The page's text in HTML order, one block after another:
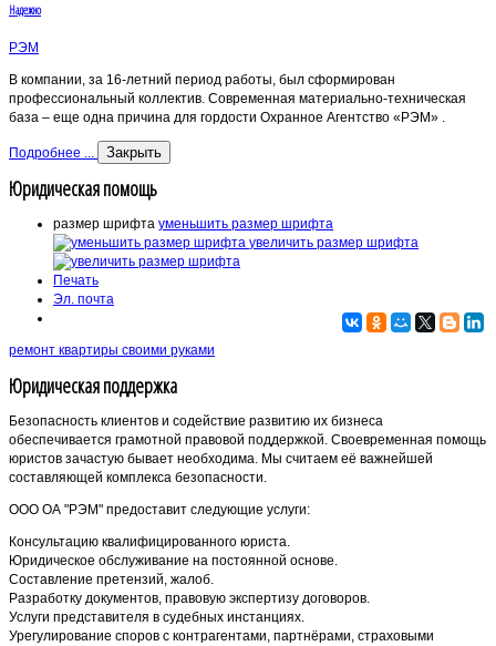
Надежно
РЭМ
В компании, за 16-летний период работы, был сформирован
профессиональный коллектив. Современная материально-техническая
база – еще одна причина для гордости Охранное Агентство «РЭМ» .
Подробнее ... Закрыть
Юридическая помощь
размер шрифта уменьшить размер шрифта
увеличить размер шрифта
Печать
Эл. почта
ремонт квартиры своими руками
Юридическая поддержка
Безопасность клиентов и содействие развитию их бизнеса
обеспечивается грамотной правовой поддержкой. Своевременная помощь
юристов зачастую бывает необходима. Мы считаем её важнейшей
составляющей комплекса безопасности.
ООО ОА "РЭМ" предоставит следующие услуги:
Консультацию квалифицированного юриста.
Юридическое обслуживание на постоянной основе.
Составление претензий, жалоб.
Разработку документов, правовую экспертизу договоров.
Услуги представителя в судебных инстанциях.
Урегулирование споров с контрагентами, партнёрами, страховыми